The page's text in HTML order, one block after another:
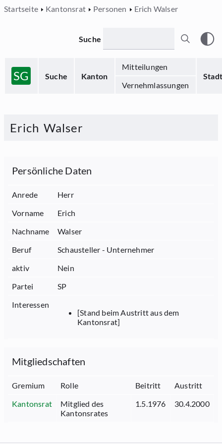
Startseite Kantonsrat Personen Erich Walser
SG Suche Kanton
Mitteilungen
Stadt
Vernehmlassungen
Suche
Erich Walser
Persönliche Daten
Anrede
Herr
Vorname
Erich
Nachname
Walser
Beruf
Schausteller - Unternehmer
aktiv
Nein
Partei
SP
Interessen
[Stand beim Austritt aus dem
Kantonsrat]
Mitgliedschaften
Gremium Rolle Beitritt
Austritt
Kantonsrat
Mitglied des
Kantonsrates
1.5.1976 30.4.2000